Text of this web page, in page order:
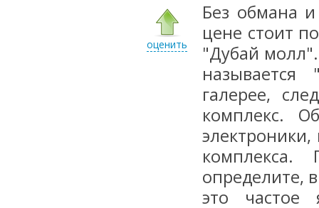
оценить
Без обмана
цене стоит
"Дубай
галерее,
комплекс.
комплекса.
определите,
это частое